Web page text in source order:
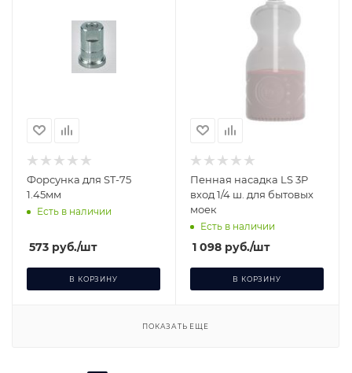
Форсунка для ST-75
1.45мм
Есть в наличии
573 руб./шт
В КОРЗИНУ
Пенная насадка LS 3P
вход 1/4 ш. для бытовых
моек
Есть в наличии
1 098 руб./шт
В КОРЗИНУ
ПОКАЗАТЬ ЕЩЕ